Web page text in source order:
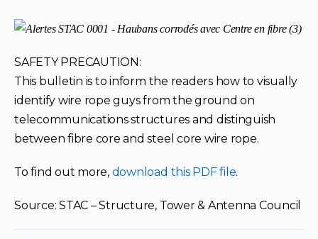
SAFETY PRECAUTION:
This bulletin is to inform the readers how to visually
identify wire rope guys from the ground on
telecommunications structures and distinguish
between fibre core and steel core wire rope.
To find out more, download this PDF file.
Source: STAC – Structure, Tower & Antenna Council